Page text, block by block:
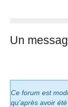
Un
Ce forum est
qu’après avoir